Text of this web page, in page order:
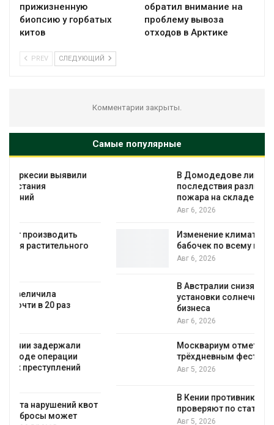
прижизненную
биопсию у горбатых
китов
обратил внимание на
проблему вывоза
отходов в Арктике
PREV СЛЕДУЮЩИЙ
Комментарии закрыты.
Самые популярные
В Домодедове ликвидируют
последствия разлива химикатов после
Изменение климата меняет ареалы
бабочек по всему миру
В Австралии снизят стоимость
установки солнечных панелей для
Москвариум отметит 11-летие
трёхдневным фестивалем
В Кении противников строительства АЭС
проверяют по статье о терроризме